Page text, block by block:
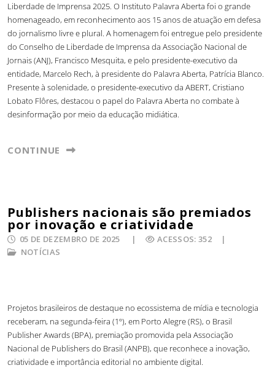
Liberdade de Imprensa 2025. O Instituto Palavra Aberta foi o grande
homenageado, em reconhecimento aos 15 anos de atuação em defesa
do jornalismo livre e plural. A homenagem foi entregue pelo presidente
do Conselho de Liberdade de Imprensa da Associação Nacional de
Jornais (ANJ), Francisco Mesquita, e pelo presidente-executivo da
entidade, Marcelo Rech, à presidente do Palavra Aberta, Patrícia Blanco.
Presente à solenidade, o presidente-executivo da ABERT, Cristiano
Lobato Flôres, destacou o papel do Palavra Aberta no combate à
desinformação por meio da educação midiática.
CONTINUE
Publishers nacionais são premiados
por inovação e criatividade
NOTÍCIAS
05 DE DEZEMBRO DE 2025 ACESSOS: 352
Projetos brasileiros de destaque no ecossistema de mídia e tecnologia
receberam, na segunda-feira (1º), em Porto Alegre (RS), o Brasil
Publisher Awards (BPA), premiação promovida pela Associação
Nacional de Publishers do Brasil (ANPB), que reconhece a inovação,
criatividade e importância editorial no ambiente digital.